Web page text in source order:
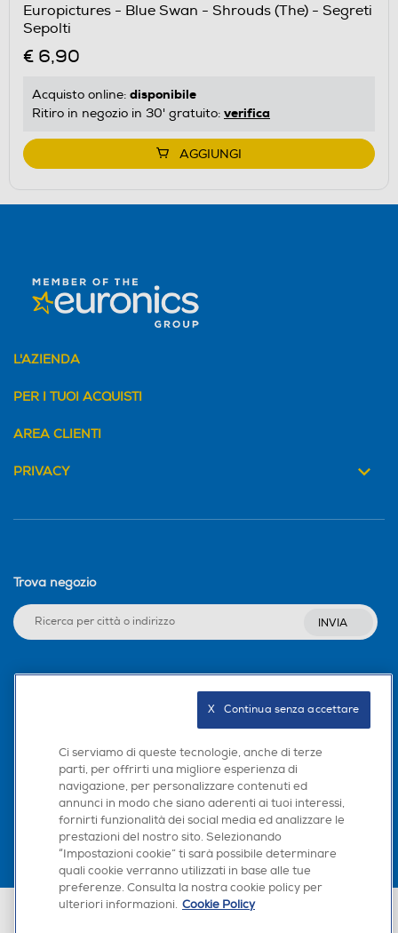
Europictures - Blue Swan - Shrouds (The) - Segreti
Sepolti
€ 6,90
Acquisto online: disponibile
Ritiro in negozio in 30' gratuito: verifica
AGGIUNGI
L'AZIENDA
PER I TUOI ACQUISTI
AREA CLIENTI
PRIVACY
Trova negozio
INVIA
Scarica la nostra app
Euronics Italia SpA. Sede legale Via Montefeltro, 6/a 20156 Milano
Ci serviamo di queste tecnologie, anche di terze
parti, per offrirti una migliore esperienza di
navigazione, per personalizzare contenuti ed
annunci in modo che siano aderenti ai tuoi interessi,
fornirti funzionalità dei social media ed analizzare le
prestazioni del nostro sito. Selezionando
“Impostazioni cookie” ti sarà possibile determinare
quali cookie verranno utilizzati in base alle tue
preferenze. Consulta la nostra cookie policy per
ulteriori informazioni. Cookie Policy
X   Continua senza accettare